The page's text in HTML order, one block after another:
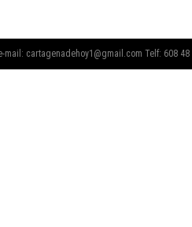
mail: cartagenadehoy1@gmail.com Telf: 608 48